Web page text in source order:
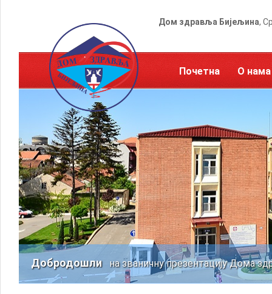
Дом здравља Бијељина,
Почетна О нама
Добродошлина званичну презентацију Дома